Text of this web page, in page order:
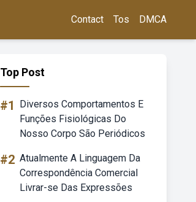
Contact Tos DMCA
Top Post
#1
Diversos Comportamentos E
Funções Fisiológicas Do
Nosso Corpo São Periódicos
#2 Atualmente A Linguagem Da
Correspondência Comercial
Livrar-se Das Expressões